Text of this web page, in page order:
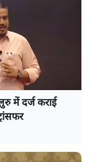
में दर्ज कराई